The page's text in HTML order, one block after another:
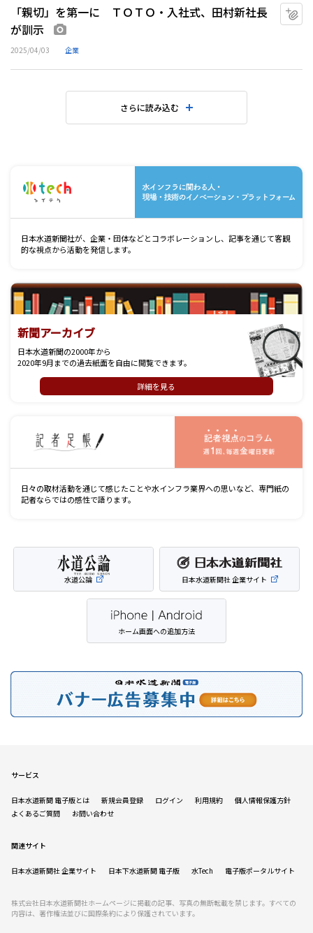
「親切」を第一に ＴＯＴＯ・入社式、田村新社長
が訓示
2025/04/03 企業
さらに読み込む
日本水道新聞社が、企業・団体などとコラボレーションし、記事を通じて客観
的な視点から活動を発信します。
新聞アーカイブ
日本水道新聞の2000年から
2020年9月までの過去紙面を自由に閲覧できます。
詳細を見る
日々の取材活動を通じて感じたことや水インフラ業界への思いなど、専門紙の
記者ならではの感性で語ります。
水道公論 日本水道新聞社 企業サイト
ホーム画面への追加方法
サービス
日本水道新聞 電子版とは 新規会員登録 ログイン 利用規約
個人情報保護方針
よくあるご質問
お問い合わせ
関連サイト
日本水道新聞社 企業サイト 日本下水道新聞 電子版 水Tech 電子版ポータルサイト
株式会社日本水道新聞社ホームページに掲載の記事、写真の無断転載を禁じます。すべての
内容は、著作権法並びに国際条約により保護されています。